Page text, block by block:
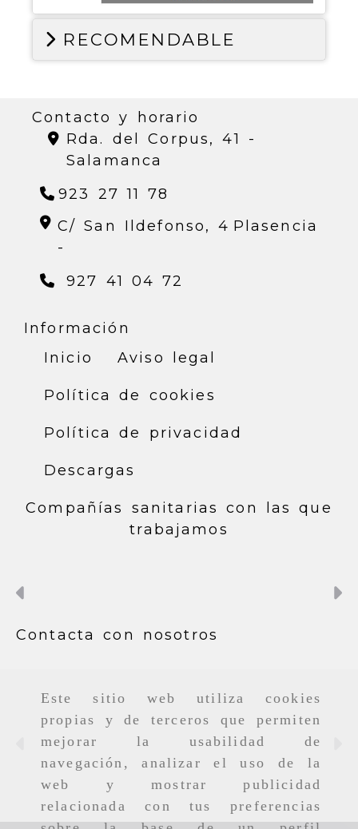
Este sitio web utiliza cookies
propias y de terceros que permiten
mejorar la usabilidad de
navegación, analizar el uso de la
web y mostrar publicidad
relacionada con tus preferencias
RECOMENDABLE
Contacto y horario
Rda. del Corpus, 41 -
Salamanca
923 27 11 78
C/ San Ildefonso, 4
-
Plasencia
927 41 04 72
Información
Inicio
Aviso legal
Política de cookies
Política de privacidad
Descargas
Compañías sanitarias con las que
trabajamos
Contacta con nosotros
Anterior